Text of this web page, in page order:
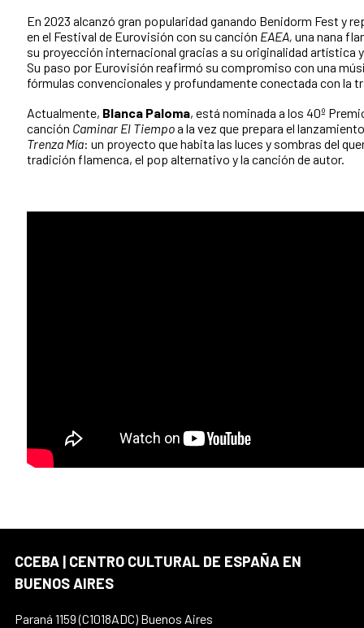
En 2023 alcanzó gran popularidad ganando Benidorm Fest y
en el Festival de Eurovisión con su canción EAEA, una nana
su proyección internacional gracias a su originalidad artística
Su paso por Eurovisión reafirmó su compromiso con una
fórmulas convencionales y profundamente conectada con la
Actualmente, Blanca Paloma, está nominada a los 40º
canción Caminar El Tiempoa la vez que prepara el
Trenza Mía: un proyecto que habita las luces y sombras del
tradición flamenca, el pop alternativo y la canción de autor.
CCEBA | CENTRO CULTURAL DE ESPAÑA EN
BUENOS AIRES
Paraná 1159 (C1018ADC) Buenos Aires